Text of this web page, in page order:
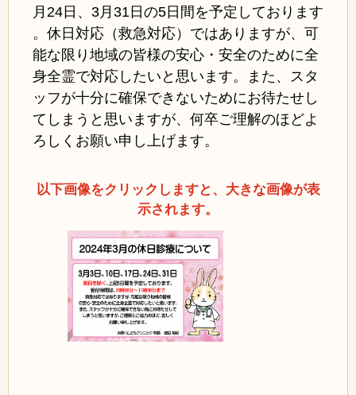
月24日、3月31日の5日間を予定しております
。休日対応（救急対応）ではありますが、可
能な限り地域の皆様の安心・安全のために全
身全霊で対応したいと思います。また、スタ
ッフが十分に確保できないためにお待たせし
てしまうと思いますが、何卒ご理解のほどよ
ろしくお願い申し上げます。
以下画像をクリックしますと、大きな画像が表
示されます。